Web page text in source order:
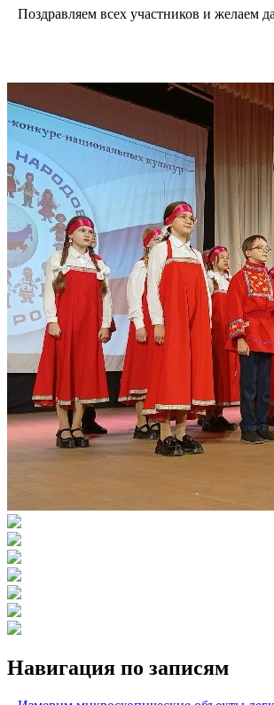
Поздравляем всех участников и желаем
Навигация по записям